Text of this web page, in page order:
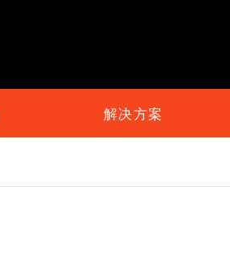
解决方案